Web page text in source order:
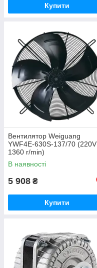
Купити
Вентилятор Weiguang
YWF4E-630S-137/70 (220V
1360 r/min)
В наявності
5 908 ₴
Купити